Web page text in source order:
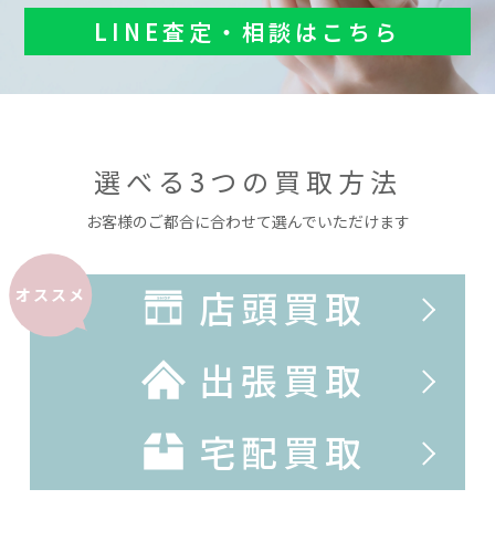
LINE査定・相談はこちら
選べる3つの買取方法
お客様のご都合に合わせて選んでいただけます
オススメ
店頭買取
出張買取
宅配買取